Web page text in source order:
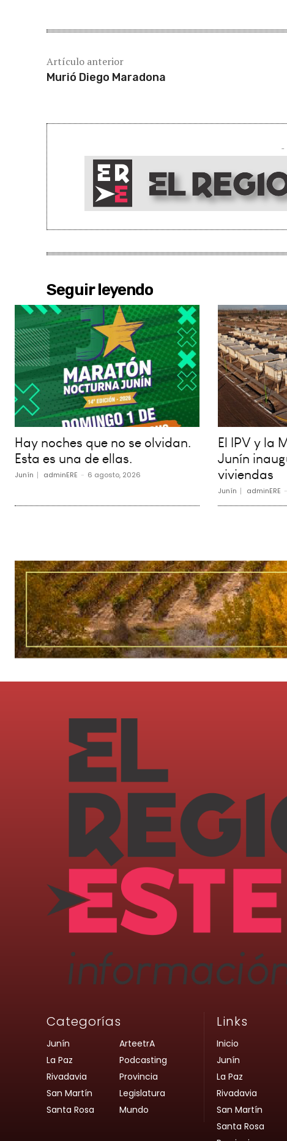
Artículo anterior
Murió Diego Maradona
-
Seguir leyendo
Hay noches que no se olvidan.
Esta es una de ellas.
Junín adminERE - 6 agosto, 2026
El IPV y la
Junín
viviendas
Junín adminERE -
Categorías
Junín
La Paz
Rivadavia
San Martín
Santa Rosa
ArteetrA
Podcasting
Provincia
Legislatura
Mundo
Links
Inicio
Junín
La Paz
Rivadavia
San Martín
Santa Rosa